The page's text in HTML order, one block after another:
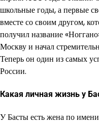
школьные годы, а первые
вместе со своим другом,
получил название
Москву и начал
Теперь он один из самых
России.
Какая личная жизнь у
У Басты есть жена по